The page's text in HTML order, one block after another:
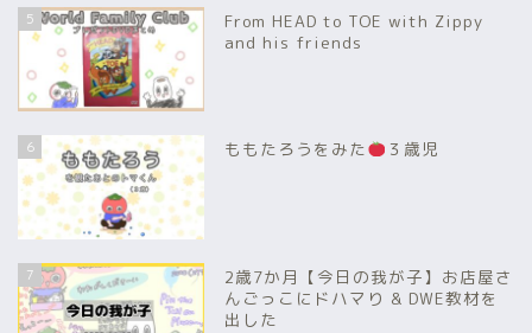
5
From HEAD to TOE with Zippy
and his friends
6 ももたろうをみた ３歳児
7
2歳7か月【今日の我が子】お店屋さ
んごっこにドハマり & DWE教材を
出した